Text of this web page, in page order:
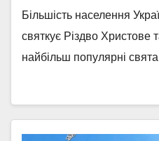
Більшість населення
святкує Різдво Христове
найбільш популярні свята